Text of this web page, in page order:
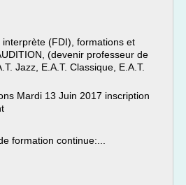
(FDI), formations et
(devenir professeur de
Jazz, E.A.T. Classique, E.A.T.
Mardi 13 Juin 2017 inscription
formation continue:...